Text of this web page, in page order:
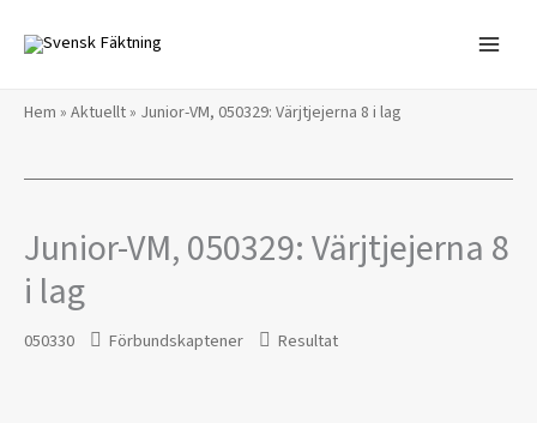
innehåll
Hem » Aktuellt» Junior-VM, 050329: Värjtjejerna 8 i lag
Junior-VM, 050329: Värjtjejerna 8
i lag
050330 Förbundskaptener Resultat